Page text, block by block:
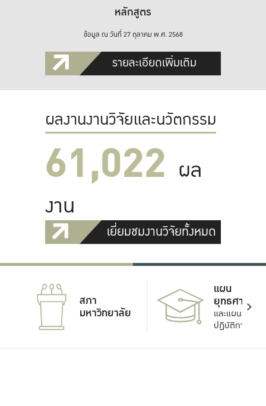
หลักสูตร
ข้อมูล ณ วันที่ 27 ตุลาคม พ.ศ. 2568
รายละเอียดเพิ่มเติม
ผลงานงานวิจัยและนวัตกรรม
61,022 ผล
งาน
เยี่ยมชมงานวิจัยทั้งหมด
สภา
มหาวิทยาลัย
แผน
ยุทธศาสตร์
และแผน
ปฏิบัติการ